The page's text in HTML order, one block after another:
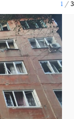
1 3